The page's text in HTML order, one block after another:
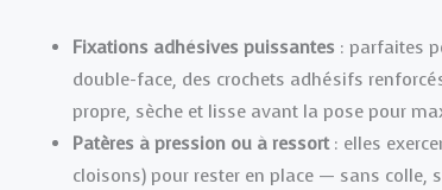
Fixations adhésives puissantes : parfaites
double-face, des crochets adhésifs
propre, sèche et lisse avant la pose pour
Patères à pression ou à ressort: elles
cloisons) pour rester en place — sans